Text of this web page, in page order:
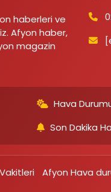
haberleri ve
Afyon haber,
magazin
Hava
Son Dakika
Afyon Hava